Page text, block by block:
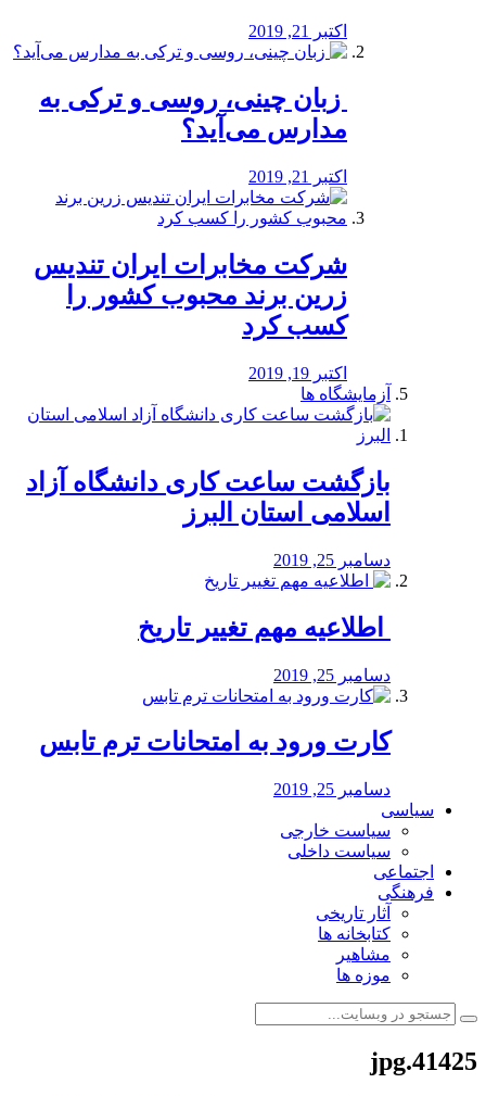
اکتبر 21, 2019
️ زبان چینی، روسی و ترکی به
مدارس می‌آید؟
اکتبر 21, 2019
شرکت مخابرات ایران تندیس
زرین برند محبوب کشور را
کسب کرد
اکتبر 19, 2019
آزمایشگاه ها
بازگشت ساعت کاری دانشگاه آزاد
اسلامی استان البرز
دسامبر 25, 2019
️ اطلاعیه مهم تغییر تاریخ
دسامبر 25, 2019
کارت ورود به امتحانات ترم تابس
دسامبر 25, 2019
سیاسی
سیاست خارجی
سیاست داخلی
اجتماعی
فرهنگی
آثار تاریخی
کتابخانه ها
مشاهیر
موزه ها
41425.jpg